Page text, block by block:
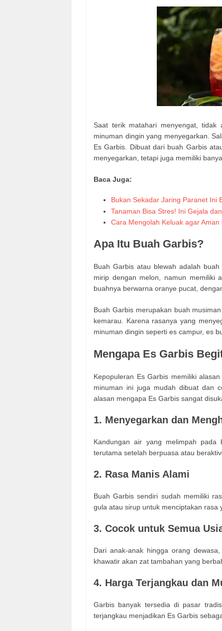
Saat terik matahari menyengat, tidak
minuman dingin yang menyegarkan.
Es Garbis. Dibuat dari buah Garbis
menyegarkan, tetapi juga memiliki
Baca Juga:
Bukan Sekadar Jaring Paranet Ini
Tanaman Bisa Stres! Ini Gejala
Cara Mengolah Keluak agar
Apa Itu Buah Garbis?
Buah Garbis atau blewah adalah
mirip dengan melon, namun memiliki
buahnya berwarna oranye pucat,
Buah Garbis merupakan buah
kemarau. Karena rasanya yang
minuman dingin seperti es campur, es
Mengapa Es Garbis
Kepopuleran Es Garbis memiliki
minuman ini juga mudah dibuat dan
alasan mengapa Es Garbis sangat
1. Menyegarkan dan
Kandungan air yang melimpah pada
terutama setelah berpuasa atau
2. Rasa Manis Alami
Buah Garbis sendiri sudah memiliki
gula atau sirup untuk menciptakan rasa
3. Cocok untuk Semua
Dari anak-anak hingga orang
khawatir akan zat tambahan yang
4. Harga Terjangkau dan
Garbis banyak tersedia di pasar
terjangkau menjadikan Es Garbis